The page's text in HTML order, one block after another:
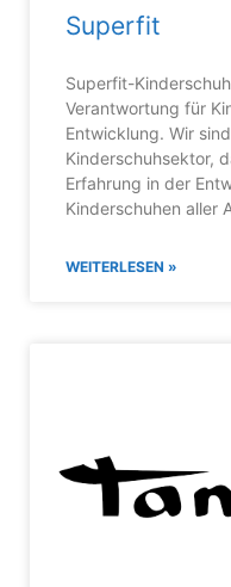
Superfit
Superfit-
Verantwortung für
Entwicklung. Wir
Kinderschuhsektor,
Erfahrung in der
Kinderschuhen aller
WEITERLESEN »